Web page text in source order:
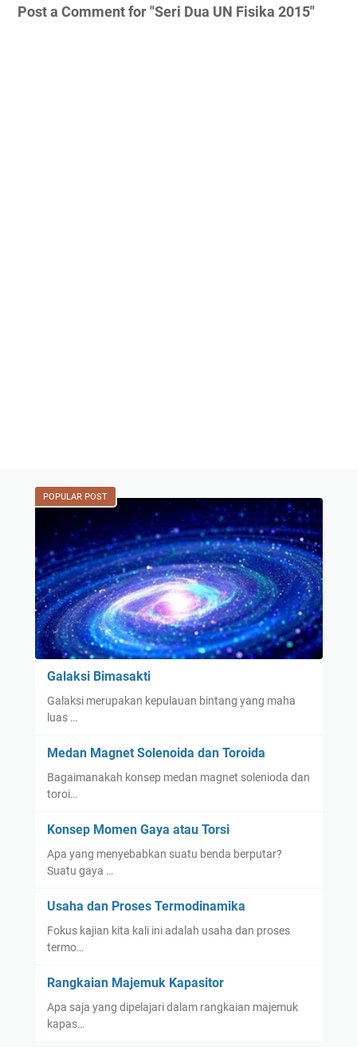
Post a Comment for "Seri Dua UN Fisika 2015"
POPULAR POST
Galaksi Bimasakti
Galaksi merupakan kepulauan bintang yang maha
luas …
Medan Magnet Solenoida dan Toroida
Bagaimanakah konsep medan magnet solenioda dan
toroi…
Konsep Momen Gaya atau Torsi
Apa yang menyebabkan suatu benda berputar?
Suatu gaya …
Usaha dan Proses Termodinamika
Fokus kajian kita kali ini adalah usaha dan proses
termo…
Rangkaian Majemuk Kapasitor
Apa saja yang dipelajari dalam rangkaian majemuk
kapas…